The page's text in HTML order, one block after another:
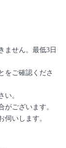
ません。最低3日
をご確認くださ
い。
がございます。
伺いします。